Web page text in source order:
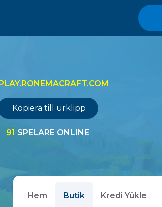
PLAY.RONEMACRAFT.COM
Kopiera till urklipp
91 SPELARE ONLINE
Hem Butik Kredi Yükle